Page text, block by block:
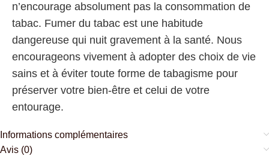
n’encourage absolument pas la consommation de
tabac. Fumer du tabac est une habitude
dangereuse qui nuit gravement à la santé. Nous
encourageons vivement à adopter des choix de vie
sains et à éviter toute forme de tabagisme pour
préserver votre bien-être et celui de votre
entourage.
Informations complémentaires
Avis (0)